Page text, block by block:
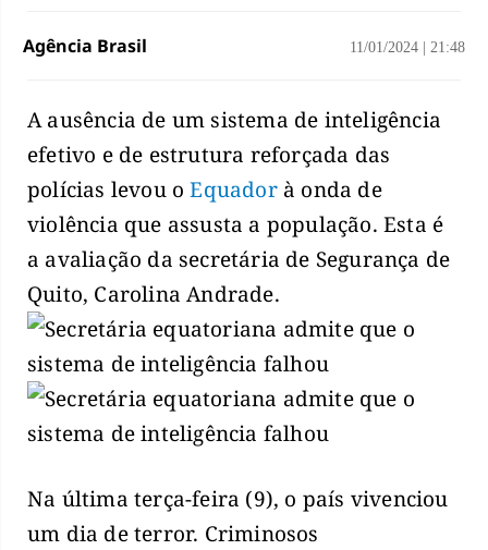
Agência Brasil 11/01/2024 21:48
A ausência de um sistema de inteligência
efetivo e de estrutura reforçada das
polícias levou oEquadorà onda de
violência que assusta a população. Esta é
a avaliação da secretária de Segurança de
Quito, Carolina Andrade.
Na última terça-feira (9), o país vivenciou
um dia de terror. Criminosos